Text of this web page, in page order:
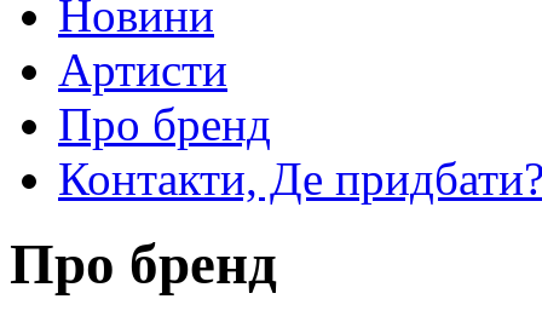
Новини
Артисти
Про бренд
Контакти, Де
Про бренд